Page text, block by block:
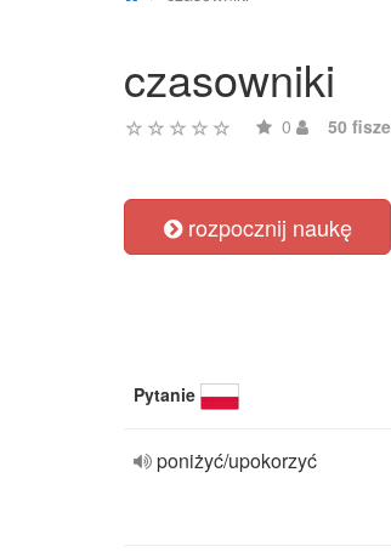
czasowniki
0 50
rozpocznij naukę
Pytanie
poniżyć/upokorzyć